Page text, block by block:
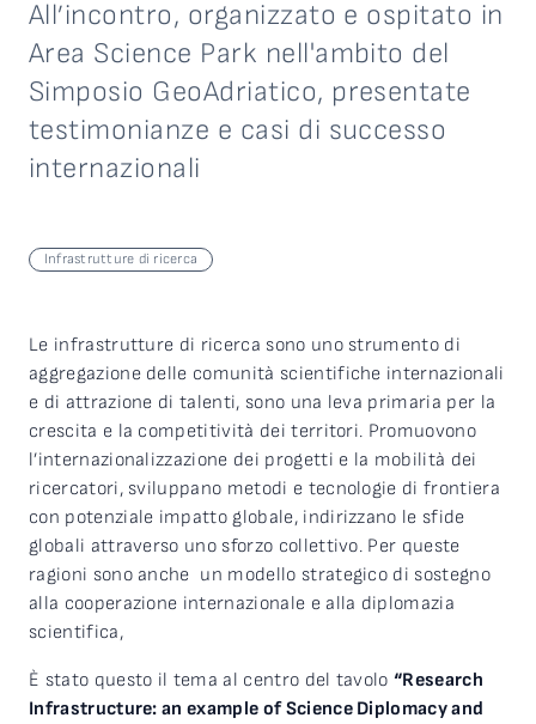
All’incontro, organizzato e ospitato in
Area Science Park nell'ambito del
Simposio GeoAdriatico, presentate
testimonianze e casi di successo
internazionali
Infrastrutture di ricerca
Le infrastrutture di ricerca sono uno strumento di
aggregazione delle comunità scientifiche internazionali
e di attrazione di talenti, sono una leva primaria per la
crescita e la competitività dei territori. Promuovono
l’internazionalizzazione dei progetti e la mobilità dei
ricercatori, sviluppano metodi e tecnologie di frontiera
con potenziale impatto globale, indirizzano le sfide
globali attraverso uno sforzo collettivo. Per queste
ragioni sono anche un modello strategico di sostegno
alla cooperazione internazionale e alla diplomazia
scientifica,
È stato questo il tema al centro del tavolo“Research
Infrastructure: an example of Science Diplomacy and